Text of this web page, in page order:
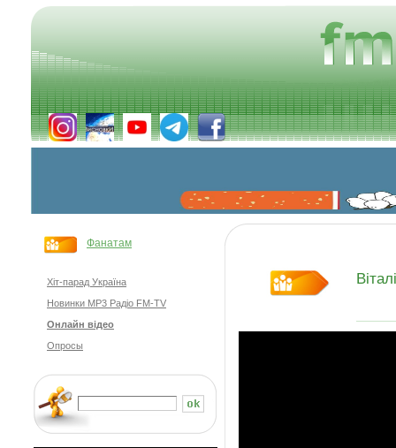
Фанатам
Хіт-парад Україна
Новинки MP3 Радіо FM-TV
Онлайн відео
Опросы